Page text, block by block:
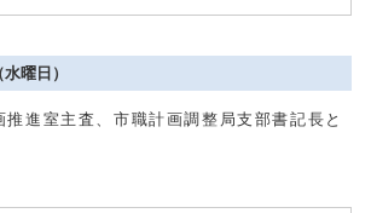
曜日）
推進室主査、市職計画調整局支部書記長と